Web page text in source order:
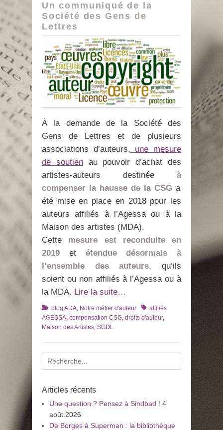
Un communiqué de la
Société des Gens de
Lettres
À la demande de la Société des
Gens de Lettres et de plusieurs
associations d’auteurs, une mesure
de soutienau pouvoir d’achat des
artistes-auteurs destinée à
compenser la hausse de la CSG a
été mise en place en 2018 pour les
auteurs affiliés à l’Agessa ou à la
Maison des artistes (MDA).
Cette mesure est reconduite en
2019 et étendue désormais à
l’ensemble des auteurs, qu’ils
soient ou non affiliés à l’Agessa ou à
la MDA. Lire la suite…
Catégories
blog ADA Notre métier d'auteur Tagsaffiliés
AGESSA compensation CSG droits d'auteur,
Maison des Artistes SGDL
Recherche
pour
Articles récents
Une question ? Pensez à Sindbad ! 4
août 2026
De Borges à Superman : la bibliothèque